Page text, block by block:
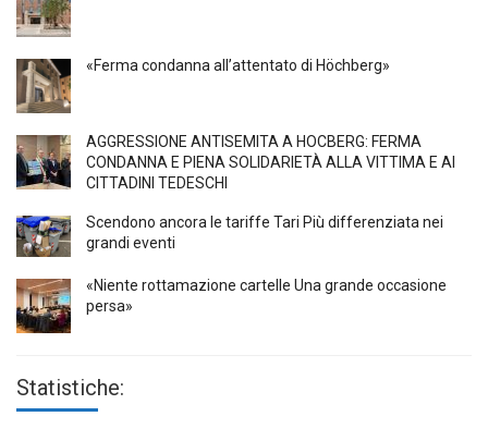
«Ferma condanna all’attentato di Höchberg»
AGGRESSIONE ANTISEMITA A HÖCBERG: FERMA
CONDANNA E PIENA SOLIDARIETÀ ALLA VITTIMA E AI
CITTADINI TEDESCHI
Scendono ancora le tariffe Tari Più differenziata nei
grandi eventi
«Niente rottamazione cartelle Una grande occasione
persa»
Statistiche: